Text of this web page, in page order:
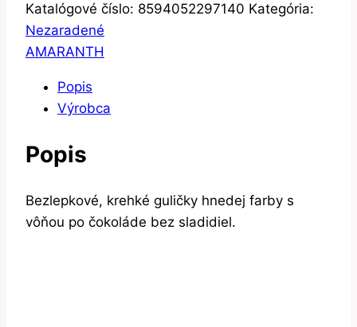
Katalógové číslo: 8594052297140 Kategória:
Nezaradené
AMARANTH
Popis
Výrobca
Popis
Bezlepkové, krehké guličky hnedej farby s
vôňou po čokoláde bez sladidiel.